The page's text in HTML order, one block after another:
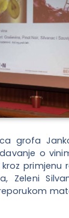
grofa
o
primjenu
Zeleni